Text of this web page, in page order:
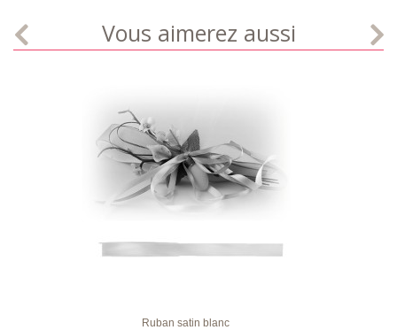
Vous aimerez aussi
Ruban satin blanc